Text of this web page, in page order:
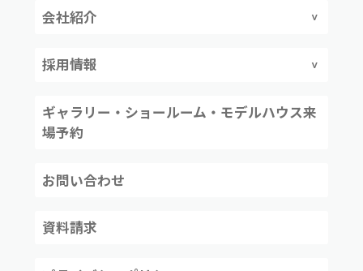
会社紹介
採用情報
ギャラリー・ショールーム・モデルハウス来
場予約
お問い合わせ
資料請求